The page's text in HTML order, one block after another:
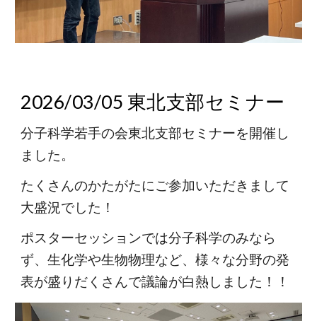
2026/03/05 東北支部セミナー
分子科学若手の会東北支部セミナーを開催し
ました。
たくさんのかたがたにご参加いただきまして
大盛況でした！
ポスターセッションでは分子科学のみなら
ず、生化学や生物物理など、様々な分野の発
表が盛りだくさんで議論が白熱しました！！